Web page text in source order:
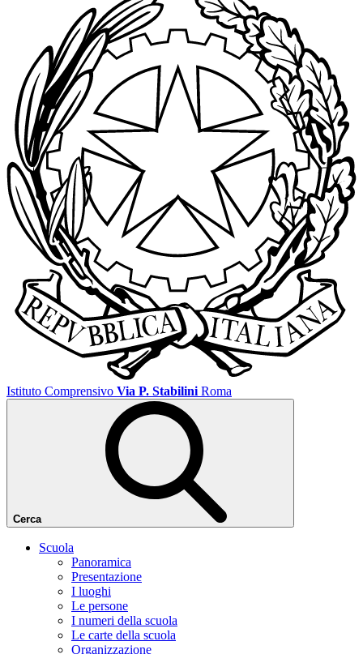
Istituto Comprensivo Via P. Stabilini Roma
Cerca
Scuola
Panoramica
Presentazione
I luoghi
Le persone
I numeri della scuola
Le carte della scuola
Organizzazione